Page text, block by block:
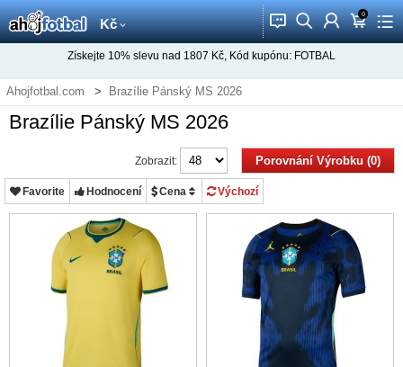
Kč 󰂱 󰂨 󰃳 0
󰃦 󰃖
Získejte 10% slevu nad 1807 Kč, Kód kupónu: FOTBAL
Ahojfotbal.com Brazílie Pánský MS 2026
Brazílie Pánský MS 2026
Porovnání Výrobku (0)
Zobrazit:
Favorite Hodnocení Cena Výchozí